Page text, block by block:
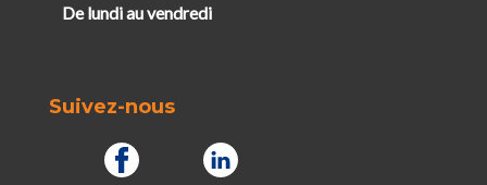
De lundi au vendredi
Suivez-nous